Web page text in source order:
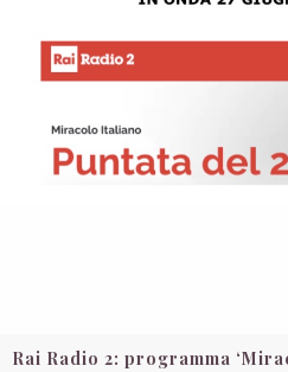
Rai Radio 2: programma